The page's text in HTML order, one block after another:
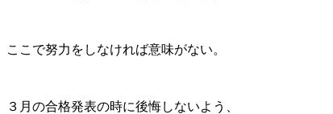
ここで努力をしなければ意味がない。
３月の合格発表の時に後悔しないよう、